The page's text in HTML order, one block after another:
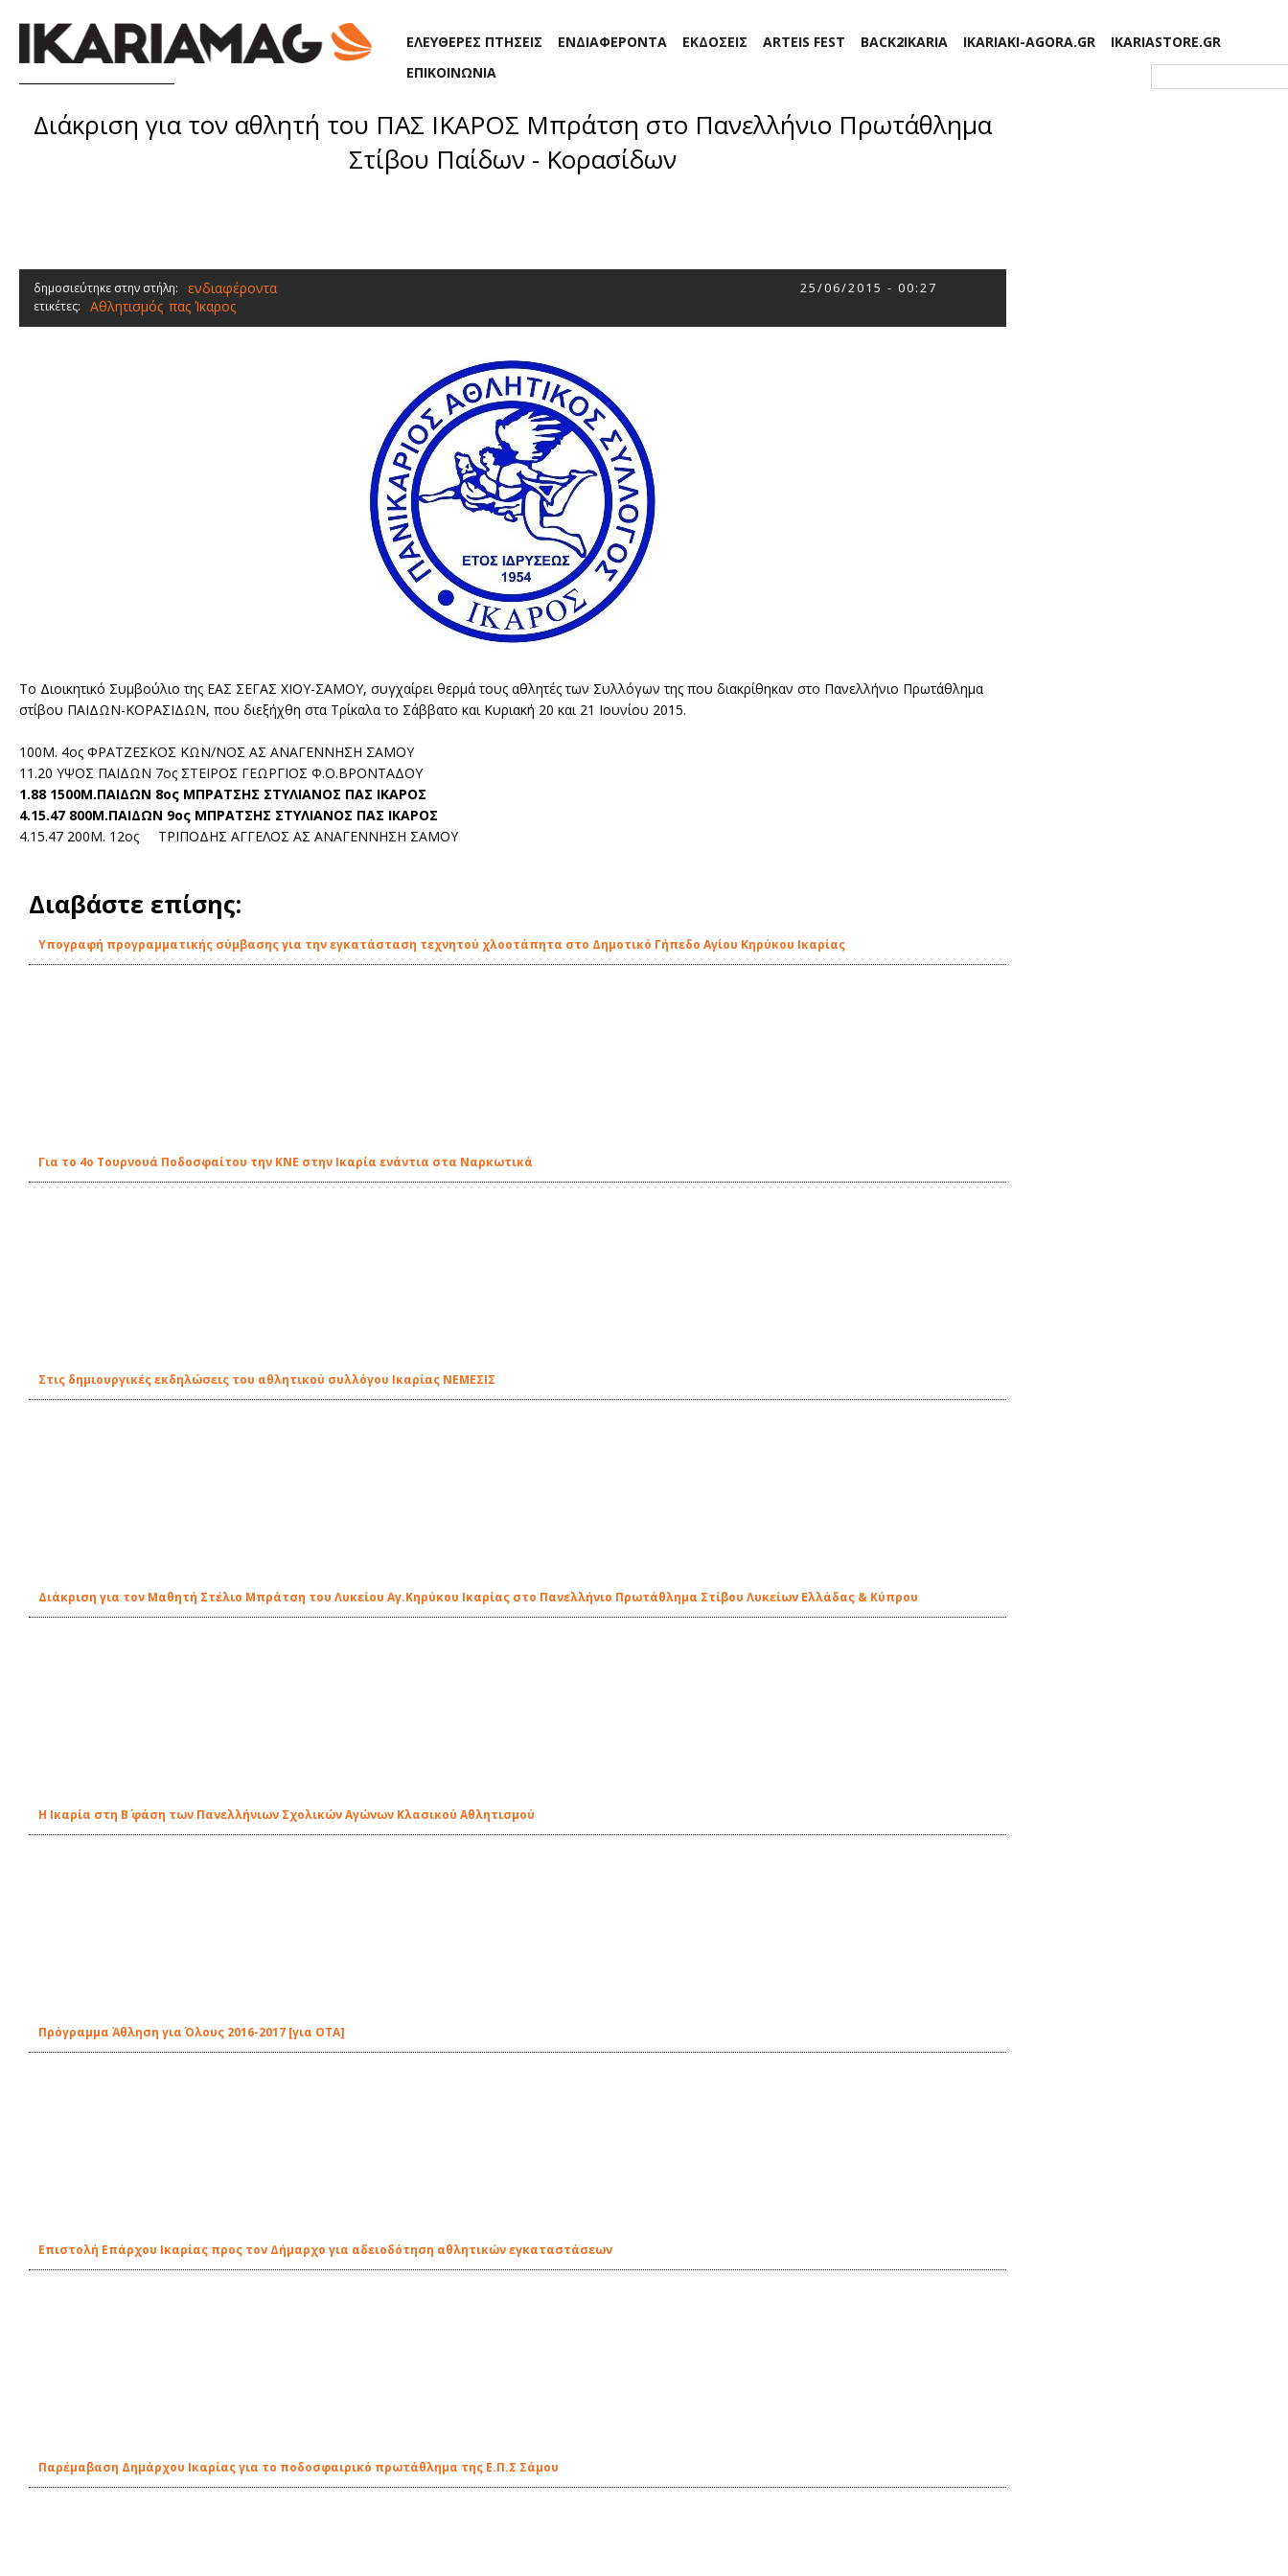
ΕΛΕΥΘΕΡΕΣ ΠΤΗΣΕΙΣ ΕΝΔΙΑΦΕΡΟΝΤΑ ΕΚΔΟΣΕΙΣ ARTEIS FEST BACK2IKARIA IKARIAKI-AGORA.GR
IKARIASTORE.GR
ΕΠΙΚΟΙΝΩΝΙΑ
Διάκριση για τον αθλητή του ΠΑΣ ΙΚΑΡΟΣ Μπράτση στο Πανελλήνιο Πρωτάθλημα
Στίβου Παίδων - Κορασίδων
δημοσιεύτηκε στην στήλη: ενδιαφέροντα 25/06/2015 - 00:27
ετικέτες: Αθλητισμός, πας Ίκαρος
Το Διοικητικό Συμβούλιο της ΕΑΣ ΣΕΓΑΣ ΧΙΟΥ-ΣΑΜΟΥ, συγχαίρει θερμά τους αθλητές των Συλλόγων της που διακρίθηκαν στο Πανελλήνιο Πρωτάθλημα
στίβου ΠΑΙΔΩΝ-ΚΟΡΑΣΙΔΩΝ, που διεξήχθη στα Τρίκαλα το Σάββατο και Κυριακή 20 και 21 Ιουνίου 2015.
100Μ. 4ος ΦΡΑΤΖΕΣΚΟΣ ΚΩΝ/ΝΟΣ ΑΣ ΑΝΑΓΕΝΝΗΣΗ ΣΑΜΟΥ
11.20 ΥΨΟΣ ΠΑΙΔΩΝ 7ος ΣΤΕΙΡΟΣ ΓΕΩΡΓΙΟΣ Φ.Ο.ΒΡΟΝΤΑΔΟΥ
1.88 1500Μ.ΠΑΙΔΩΝ 8ος ΜΠΡΑΤΣΗΣ ΣΤΥΛΙΑΝΟΣ ΠΑΣ ΙΚΑΡΟΣ
4.15.47 800Μ.ΠΑΙΔΩΝ 9ος ΜΠΡΑΤΣΗΣ ΣΤΥΛΙΑΝΟΣ ΠΑΣ ΙΚΑΡΟΣ
4.15.47 200Μ. 12ος ΤΡΙΠΟΔΗΣ ΑΓΓΕΛΟΣ ΑΣ ΑΝΑΓΕΝΝΗΣΗ ΣΑΜΟΥ
Διαβάστε επίσης:
Υπογραφή προγραμματικής σύμβασης για την εγκατάσταση τεχνητού χλοοτάπητα στο Δημοτικό Γήπεδο Αγίου Κηρύκου Ικαρίας
Για το 4ο Τουρνουά Ποδοσφαίτου την ΚΝΕ στην Ικαρία ενάντια στα Ναρκωτικά
Στις δημιουργικές εκδηλώσεις του αθλητικού συλλόγου Ικαρίας ΝΕΜΕΣΙΣ
Διάκριση για τον Μαθητή Στέλιο Μπράτση του Λυκείου Αγ.Κηρύκου Ικαρίας στο Πανελλήνιο Πρωτάθλημα Στίβου Λυκείων Ελλάδας & Κύπρου
Η Ικαρία στη Β΄ φάση των Πανελλήνιων Σχολικών Αγώνων Κλασικού Αθλητισμού
Πρόγραμμα Άθληση για Όλους 2016-2017 [για ΟΤΑ]
Επιστολή Επάρχου Ικαρίας προς τον Δήμαρχο για αδειοδότηση αθλητικών εγκαταστάσεων
Παρέμαβαση Δημάρχου Ικαρίας για το ποδοσφαιρικό πρωτάθλημα της Ε.Π.Σ Σάμου